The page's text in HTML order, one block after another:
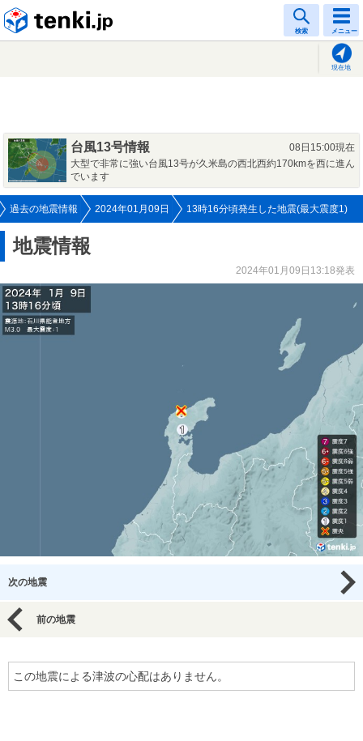
検索 メニュー
現在地
台風13号情報
08日15:00現在
大型で非常に強い台風13号が久米島の西北西約170kmを西に進ん
でいます
過去の地震情報 2024年01月09日 13時16分頃発生した地震(最大震度1)
地震情報
2024年01月09日13:18発表
次の地震
前の地震
この地震による津波の心配はありません。